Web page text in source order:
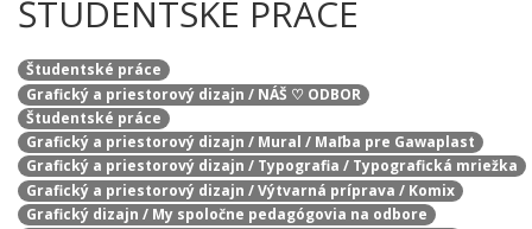
ŠTUDENTSKÉ PRÁCE
Študentské práce
Grafický a priestorový dizajn / NÁŠ ♡ ODBOR
Študentské práce
Grafický a priestorový dizajn / Mural / Maľba pre Gawaplast
Grafický a priestorový dizajn / Typografia / Typografická mriežka
Grafický a priestorový dizajn / Výtvarná príprava / Komix
Grafický dizajn / My spoločne pedagógovia na odbore